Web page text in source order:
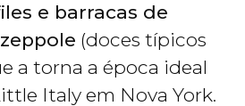
e barracas de
zeppole (doces típicos
a torna a época ideal
Italy em Nova York.